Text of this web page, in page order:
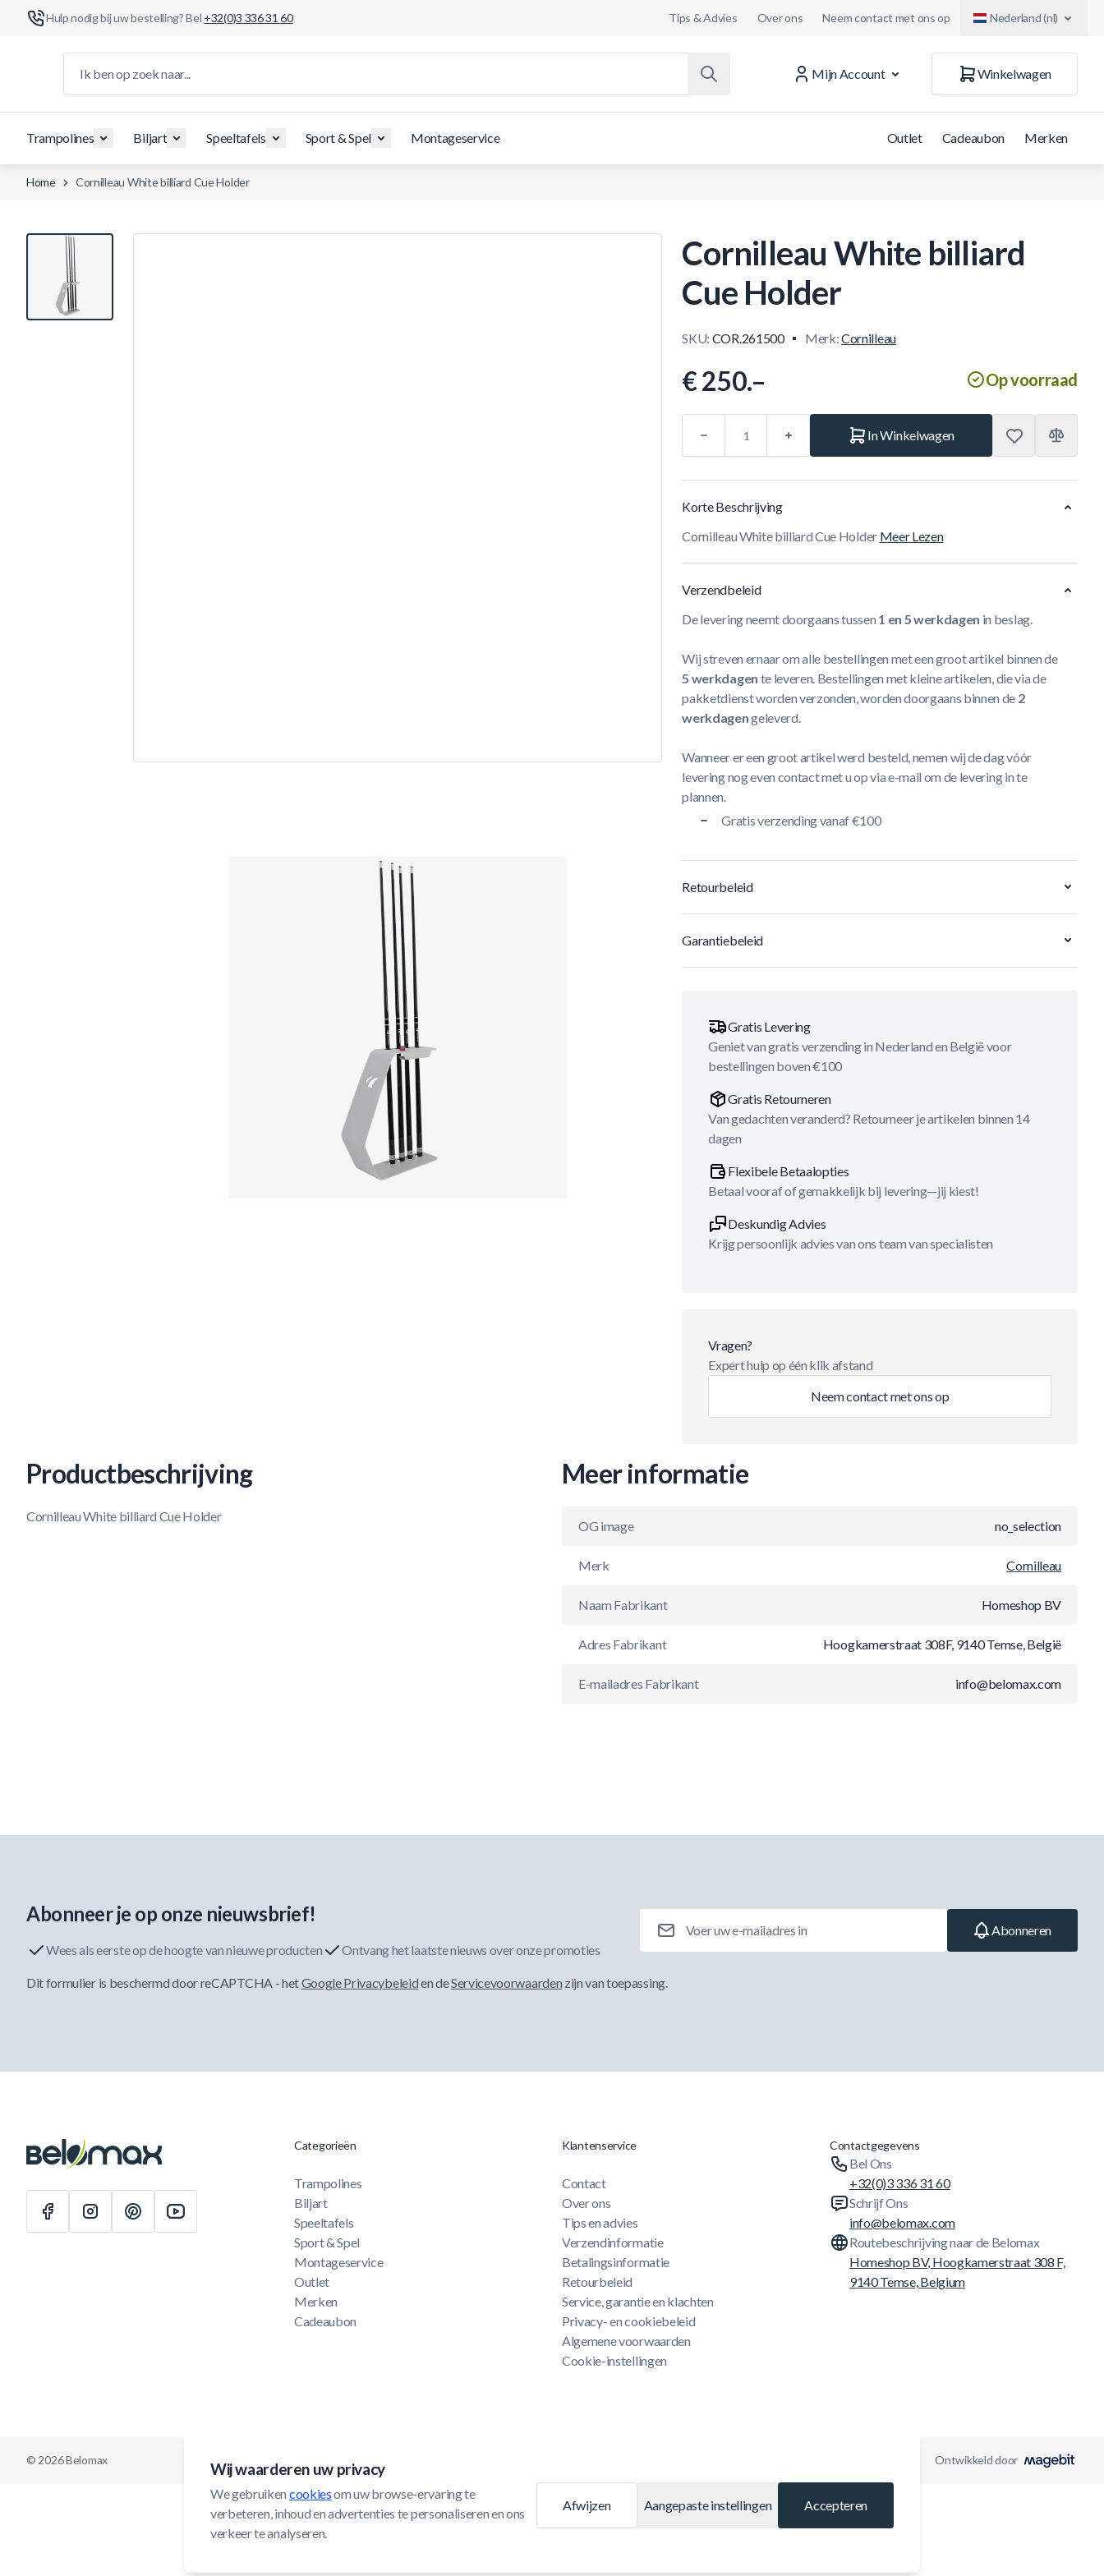
Hulp nodig bij uw bestelling? Bel +32(0)3 336 31 60 Tips & Advies Over ons Neem contact met ons op Nederland (nl)
Mijn Account
Winkelwagen
Trampolines Biljart Speeltafels Sport & Spel Montageservice Outlet Cadeaubon Merken
Home Cornilleau White billiard Cue Holder
View larger image
Cornilleau White billiard
Cue Holder
SKU: COR.261500 Merk:Cornilleau
€ 250.– Op voorraad
In Winkelwagen
Korte Beschrijving
Cornilleau White billiard Cue Holder Meer Lezen
Verzendbeleid
De levering neemt doorgaans tussen 1 en 5 werkdagen in beslag.
Wij streven ernaar om alle bestellingen met een groot artikel binnen de
5 werkdagen te leveren. Bestellingen met kleine artikelen, die via de
pakketdienst worden verzonden, worden doorgaans binnen de 2
werkdagengeleverd.
Wanneer er een groot artikel werd besteld, nemen wij de dag vóór
levering nog even contact met u op via e-mail om de levering in te
plannen.
Gratis verzending vanaf €100
Retourbeleid
Garantiebeleid
Gratis Levering
Geniet van gratis verzending in Nederland en België voor
bestellingen boven €100
Gratis Retourneren
Van gedachten veranderd? Retourneer je artikelen binnen 14
dagen
Flexibele Betaalopties
Betaal vooraf of gemakkelijk bij levering—jij kiest!
Deskundig Advies
Krijg persoonlijk advies van ons team van specialisten
Vragen?
Expert hulp op één klik afstand
Neem contact met ons op
Productbeschrijving
Cornilleau White billiard Cue Holder
Meer informatie
OG image no_selection
Merk Cornilleau
Naam Fabrikant Homeshop BV
Adres Fabrikant Hoogkamerstraat 308F, 9140 Temse, België
E-mailadres Fabrikant info@belomax.com
Wij waarderen uw privacy
We gebruiken cookies om uw browse-ervaring te
verbeteren, inhoud en advertenties te personaliseren en ons
verkeer te analyseren.
Afwijzen Aangepaste instellingen Accepteren
Abonneer je op onze nieuwsbrief!
Wees als eerste op de hoogte van nieuwe producten Ontvang het laatste nieuws over onze promoties
Abonneren
Dit formulier is beschermd door reCAPTCHA - hetGoogle Privacybeleiden deServicevoorwaarden zijn van toepassing.
Categorieën
Trampolines
Biljart
Speeltafels
Sport & Spel
Montageservice
Outlet
Merken
Cadeaubon
Klantenservice
Contact
Over ons
Tips en advies
Verzendinformatie
Betalingsinformatie
Retourbeleid
Service, garantie en klachten
Privacy- en cookiebeleid
Algemene voorwaarden
Cookie-instellingen
Contactgegevens
Bel Ons
+32(0)3 336 31 60
Schrijf Ons
info@belomax.com
Routebeschrijving naar de Belomax
Homeshop BV, Hoogkamerstraat 308 F,
9140 Temse, Belgium
© 2026 Belomax Ontwikkeld door